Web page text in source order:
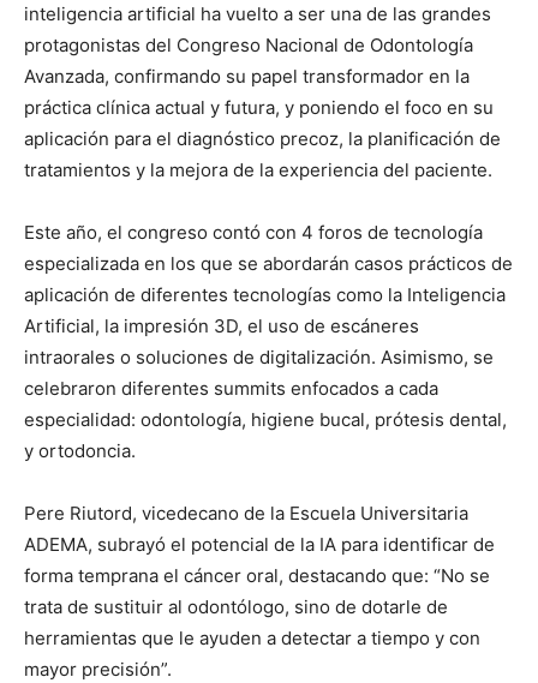
inteligencia artificial ha vuelto a ser una de las grandes
protagonistas del Congreso Nacional de Odontología
Avanzada, confirmando su papel transformador en la
práctica clínica actual y futura, y poniendo el foco en su
aplicación para el diagnóstico precoz, la planificación de
tratamientos y la mejora de la experiencia del paciente.
Este año, el congreso contó con 4 foros de tecnología
especializada en los que se abordarán casos prácticos de
aplicación de diferentes tecnologías como la Inteligencia
Artificial, la impresión 3D, el uso de escáneres
intraorales o soluciones de digitalización. Asimismo, se
celebraron diferentes summits enfocados a cada
especialidad: odontología, higiene bucal, prótesis dental,
y ortodoncia.
Pere Riutord, vicedecano de la Escuela Universitaria
ADEMA, subrayó el potencial de la IA para identificar de
forma temprana el cáncer oral, destacando que: “No se
trata de sustituir al odontólogo, sino de dotarle de
herramientas que le ayuden a detectar a tiempo y con
mayor precisión”.